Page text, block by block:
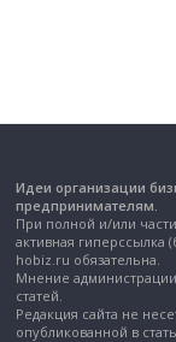
Идеи организации
предпринимателям.
При полной и/или
активная
hobiz.ru обязательна.
Мнение
статей.
Редакция сайта не
опубликованной в